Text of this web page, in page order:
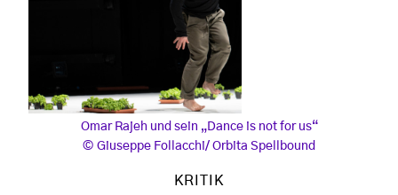
Omar Rajeh und sein „Dance is not for us“
Giuseppe Follacchi/ Orbita Spellbound
KRITIK